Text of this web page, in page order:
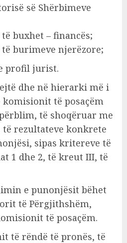
së Shërbimeve
buxhet – financës;
burimeve njerëzore;
profil jurist.
dhe në hierarki më i
të posaçëm
të shoqëruar me
rezultateve konkrete
sipas kritereve të
1 dhe 2, të kreut III, të
e punonjësit bëhet
të Përgjithshëm,
të posaçëm.
të rëndë të pronës, të